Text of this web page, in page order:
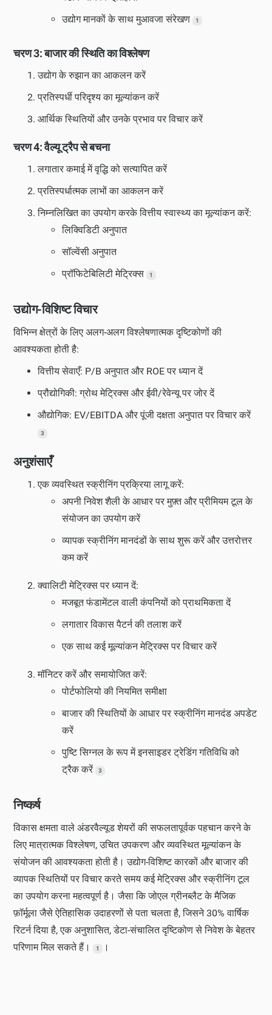
उद्योग मानकों के साथ मुआवजा संरेखण
1
चरण 3: बाजार की स्थिति का विश्लेषण
उद्योग के रुझान का आकलन करें
प्रतिस्पर्धी परिदृश्य का मूल्यांकन करें
आर्थिक स्थितियों और उनके प्रभाव पर विचार करें
चरण 4: वैल्यू ट्रैप से बचना
लगातार कमाई में वृद्धि को सत्यापित करें
प्रतिस्पर्धात्मक लाभों का आकलन करें
निम्नलिखित का उपयोग करके वित्तीय स्वास्थ्य का मूल्यांकन करें:
लिक्विडिटी अनुपात
सॉल्वेंसी अनुपात
प्रॉफिटेबिलिटी मेट्रिक्स
1
उद्योग-विशिष्ट विचार
विभिन्न क्षेत्रों के लिए अलग-अलग विश्लेषणात्मक दृष्टिकोणों की
आवश्यकता होती है:
वित्तीय सेवाएँ: P/B अनुपात और ROE पर ध्यान दें
प्रौद्योगिकी: ग्रोथ मेट्रिक्स और ईवी/रेवेन्यू पर जोर दें
औद्योगिक: EV/EBITDA और पूंजी दक्षता अनुपात पर विचार करें
3
अनुशंसाएँ
एक व्यवस्थित स्क्रीनिंग प्रक्रिया लागू करें:
अपनी निवेश शैली के आधार पर मुफ़्त और प्रीमियम टूल के
संयोजन का उपयोग करें
व्यापक स्क्रीनिंग मानदंडों के साथ शुरू करें और उत्तरोत्तर
कम करें
क्वालिटी मेट्रिक्स पर ध्यान दें:
मजबूत फंडामेंटल वाली कंपनियों को प्राथमिकता दें
लगातार विकास पैटर्न की तलाश करें
एक साथ कई मूल्यांकन मेट्रिक्स पर विचार करें
मॉनिटर करें और समायोजित करें:
पोर्टफोलियो की नियमित समीक्षा
बाजार की स्थितियों के आधार पर स्क्रीनिंग मानदंड अपडेट
करें
पुष्टि सिग्नल के रूप में इनसाइडर ट्रेडिंग गतिविधि को
ट्रैक करें
3
निष्कर्ष
विकास क्षमता वाले अंडरवैल्यूड शेयरों की सफलतापूर्वक पहचान करने के
लिए मात्रात्मक विश्लेषण, उचित उपकरण और व्यवस्थित मूल्यांकन के
संयोजन की आवश्यकता होती है। उद्योग-विशिष्ट कारकों और बाजार की
व्यापक स्थितियों पर विचार करते समय कई मेट्रिक्स और स्क्रीनिंग टूल
का उपयोग करना महत्वपूर्ण है। जैसा कि जोएल ग्रीनब्लैट के मैजिक
फ़ॉर्मूला जैसे ऐतिहासिक उदाहरणों से पता चलता है, जिसने 30% वार्षिक
रिटर्न दिया है, एक अनुशासित, डेटा-संचालित दृष्टिकोण से निवेश के बेहतर
परिणाम मिल सकते हैं।
1 ।